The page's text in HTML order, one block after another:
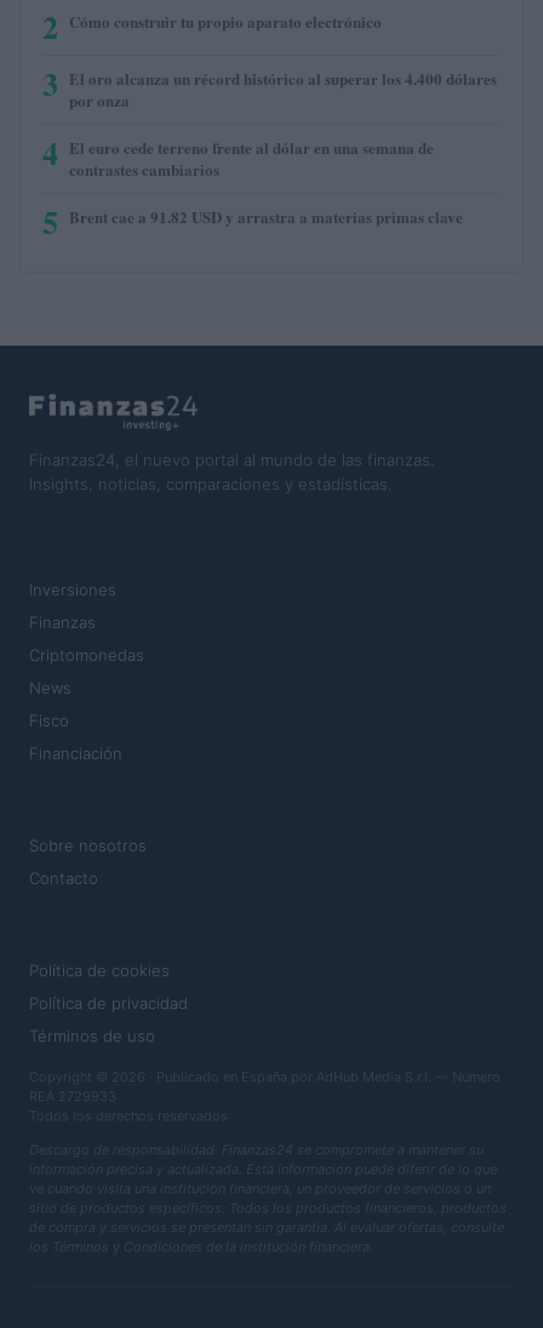
2 Cómo construir tu propio aparato electrónico
3 El oro alcanza un récord histórico al superar los 4.400 dólares
por onza
4 El euro cede terreno frente al dólar en una semana de
contrastes cambiarios
5 Brent cae a 91.82 USD y arrastra a materias primas clave
Finanzas24, el nuevo portal al mundo de las finanzas.
Insights, noticias, comparaciones y estadísticas.
Inversiones
Finanzas
Criptomonedas
News
Fisco
Financiación
Sobre nosotros
Contacto
Política de cookies
Política de privacidad
Términos de uso
Copyright © 2026 · Publicado en España por AdHub Media S.r.l. — Número
REA 2729933
Todos los derechos reservados
Descargo de responsabilidad: Finanzas24 se compromete a mantener su
información precisa y actualizada. Esta información puede diferir de lo que
ve cuando visita una institución financiera, un proveedor de servicios o un
sitio de productos específicos. Todos los productos financieros, productos
de compra y servicios se presentan sin garantía. Al evaluar ofertas, consulte
los Términos y Condiciones de la institución financiera.